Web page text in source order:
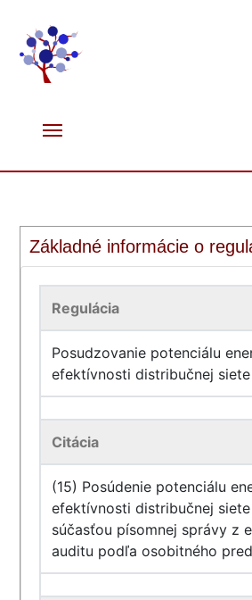
Základné informácie o
Regulácia
Posudzovanie potenciálu
efektívnosti distribučnej siete
Citácia
(15) Posúdenie potenciálu
efektívnosti distribučnej
súčasťou písomnej správy z
auditu podľa osobitného